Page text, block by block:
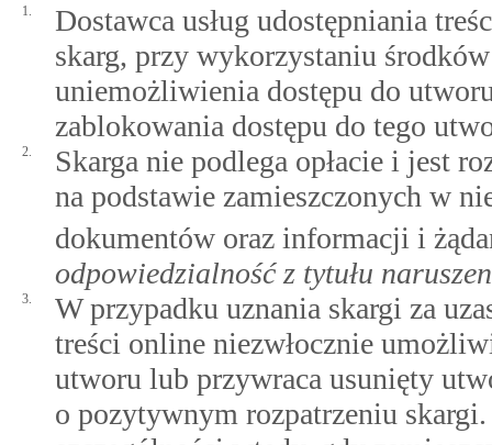
1.
Dostawca usług udostępniania
skarg, przy wykorzystaniu
uniemożliwienia dostępu do
zablokowania dostępu do tego
2.
Skarga nie podlega opłacie i jest
na podstawie zamieszczonych w
dokumentów oraz informacji i
odpowiedzialność z tytułu
3.
W przypadku uznania skargi za
treści online niezwłocznie
utworu lub przywraca usunięty
o pozytywnym rozpatrzeniu skargi.